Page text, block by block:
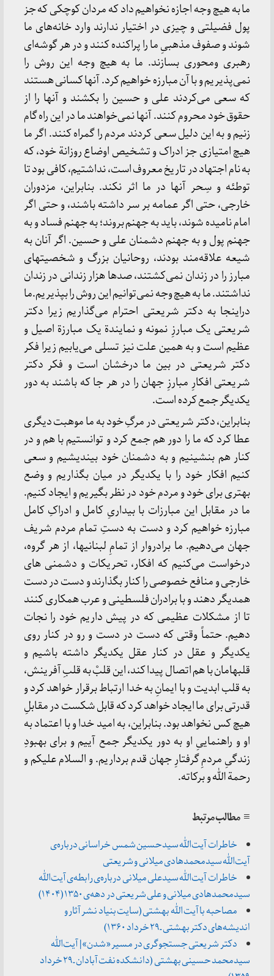
ما به‌ هیچ‌ وجه‌ اجازه‌ نخواهیم‌ داد که‌ مردان‌ کوچکی‌ که‌ جز
پول‌ فضیلتی‌ و چیزی‌ در اختیار ندارند وارد خانه‌های‌ ما
شوند و صفوف‌ مذهبیِ ما را پراکنده‌ کنند و در هر گوشه‌ای‌
رهبری‌ ومحوری‌ بسازند. ما به‌ هیچ‌ وجه‌ این‌ روش‌ را
نمی‌پذیریم‌ و با آن‌ مبارزه‌ خواهیم‌ کرد. آنها کسانی‌ هستند
که‌ سعی‌ می‌کردند علی‌ و حسین‌ را بکشند و آنها را از
حقوق‌ خود محروم‌ کنند. آنها نمی‌خواهند ما در این‌ راه‌ گام‌
زنیم‌ و به‌ این‌ دلیل‌ سعی‌ کردند مردم‌ را گمراه‌ کنند. اگر ما
هیچ‌ امتیازی‌ جز ادراک‌ و تشخیص‌ اوضاع‌ روزانة‌ خود، که‌
به‌ نام‌ اجتهاد در تاریخ‌ معروف‌ است‌، نداشتیم‌، کافی‌ بود تا
توطئه‌ و سِحر آنها در ما اثر نکند. بنابراین‌، مزدوران‌
خارجی‌، حتی‌ اگر عمامه‌ بر سر داشته‌ باشند، و حتی‌ اگر
امام‌ نامیده‌ شوند، باید به‌ جهنم‌ بروند؛ به‌ جهنم‌ فساد و به‌
جهنم‌ پول‌ و به‌ جهنم‌ دشمنان‌ علی‌ و حسین‌. اگر آنان‌ به‌
شیعه‌ علاقه‌مند بودند، روحانیان‌ بزرگ‌ و شخصیتهای‌
مبارز را در زندان‌ نمی‌کشتند، صدها هزار زندانی‌ در زندان‌
نداشتند. ما به‌ هیچ‌ وجه‌ نمی‌توانیم‌ این‌ روش‌ را بپذیریم‌.ما
دراینجا به‌ دکتر شریعتی‌ احترام‌ می‌گذاریم‌ زیرا دکتر
شریعتی‌ یک‌ مبارزِ نمونه‌ و نمایندة‌ یک‌ مبارزة‌ اصیل‌ و
عظیم‌ است‌ و به‌ همین‌ علت‌ نیز تسلی‌ می‌یابیم‌ زیرا فکر
دکتر شریعتی‌ در بین‌ ما درخشان‌ است‌ و فکر دکتر
شریعتی‌ افکارِ مبارزِ جهان‌ را در هر جا که‌ باشند به‌ دور
یکدیگر جمع‌ کرده‌ است‌.
بنابراین‌، دکتر شریعتی‌ در مرگِ خود به‌ ما موهبت‌ دیگری‌
عطا کرد که‌ ما را دور هم‌ جمع‌ کرد و توانستیم‌ با هم‌ و در
کنار هم‌ بنشینیم‌ و به‌ دشمنان‌ خود بیندیشیم‌ و سعی‌
کنیم‌ افکار خود را با یکدیگر در میان‌ بگذاریم‌ و وضع‌
بهتری‌ برای‌ خود و مردم‌ خود در نظر بگیریم‌ و ایجاد کنیم‌.
ما در مقابل‌ این‌ مبارزات‌ با بیداریِ کامل‌ و ادراکِ کامل‌
مبارزه‌ خواهیم‌ کرد و دست‌ به‌ دستِ تمام‌ مردم‌ شریف‌
جهان‌ می‌دهیم‌. ما برادروار از تمامِ لبنانیها، از هر گروه‌،
درخواست‌ می‌کنیم‌ که‌ افکار، تحریکات‌ و دشمنی های‌
خارجی‌ و منافع‌ خصوصی‌ را کنار بگذارند و دست‌ در دست‌
همدیگر دهند و با برادران‌ فلسطینی‌ و عرب‌ همکاری‌ کنند
تا از مشکلات‌ عظیمی‌ که‌ در پیش‌ داریم‌ خود را نجات‌
دهیم‌. حتماً وقتی‌ که‌ دست‌ در دست‌ و رو در کنار روی‌
یکدیگر و عقل‌ در کنار عقل‌ یکدیگر داشته‌ باشیم‌ و
قلبهامان‌ با هم‌ اتصال‌ پیدا کند، این‌ قلبْ به‌ قلبِ آفرینش‌،
به‌ قلب‌ ابدیت‌ و با ایمانِ به‌ خدا ارتباط‌ برقرار خواهد کرد و
قدرتی‌ برای‌ ما ایجاد خواهد کرد که‌ قابل‌ شکست‌ در مقابلِ
هیچ‌ کس‌ نخواهد بود. بنابراین‌، به‌ امید خدا و با اعتماد به‌
او و راهنماییِ او به‌ دور یکدیگر جمع‌ آییم‌ و برای‌ بهبودِ
زندگیِ مردمِ گرفتارِ جهان‌ قدم‌ برداریم‌. و السلام‌ علیکم‌ و
رحمة‌ الله و برکاته‌.
≡ مطالب مرتبط
خاطرات آیت‌الله سیدحسین شمس خراسانی درباره‌ی
آیت‌الله سیدمحمدهادی میلانی و شریعتی
خاطرات آیت‌الله سیدعلی میلانی درباره‌ی رابطه‌ی آیت‌الله
سیدمحمدهادی میلانی و علی شریعتی در دهه‌ی ۱۳۵۰ (۱۴۰۴)
مصاحبه با آیت الله بهشتی (سایت بنیاد نشر آثار و
اندیشه‌های دکتر بهشتی ـ ۲۹ خرداد ۱۳۶۰)
دکتر شریعتی جستجوگری در مسیر «شدن» | آیت‌الله
سیدمحمد حسینی بهشتی (دانشکده نفت آبادان ـ ۲۹ خرداد